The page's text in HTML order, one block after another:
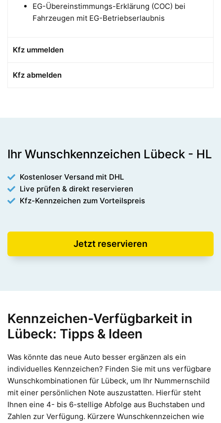
EG-Übereinstimmungs-Erklärung (COC) bei
Fahrzeugen mit EG-Betriebserlaubnis
Kfz ummelden
Kfz abmelden
Ihr Wunschkennzeichen Lübeck - HL
Kostenloser Versand mit DHL
Live prüfen & direkt reservieren
Kfz-Kennzeichen zum Vorteilspreis
Jetzt reservieren
Kennzeichen-Verfügbarkeit in
Lübeck: Tipps & Ideen
Was könnte das neue Auto besser ergänzen als ein
individuelles Kennzeichen? Finden Sie mit uns verfügbare
Wunschkombinationen für Lübeck, um Ihr Nummernschild
mit einer persönlichen Note auszustatten. Hierfür steht
Ihnen eine 4- bis 6-stellige Abfolge aus Buchstaben und
Zahlen zur Verfügung. Kürzere Wunschkennzeichen wie